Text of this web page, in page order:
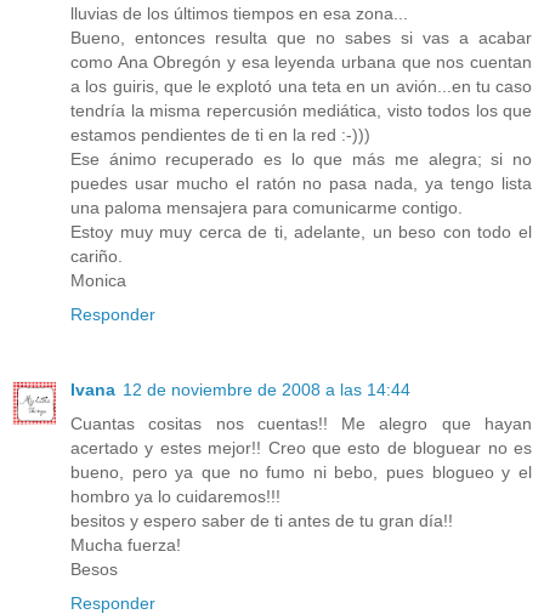
lluvias de los últimos tiempos en esa zona...
Bueno, entonces resulta que no sabes si vas a acabar
como Ana Obregón y esa leyenda urbana que nos cuentan
a los guiris, que le explotó una teta en un avión...en tu caso
tendría la misma repercusión mediática, visto todos los que
estamos pendientes de ti en la red :-)))
Ese ánimo recuperado es lo que más me alegra; si no
puedes usar mucho el ratón no pasa nada, ya tengo lista
una paloma mensajera para comunicarme contigo.
Estoy muy muy cerca de ti, adelante, un beso con todo el
cariño.
Monica
Responder
Ivana 12 de noviembre de 2008 a las 14:44
Cuantas cositas nos cuentas!! Me alegro que hayan
acertado y estes mejor!! Creo que esto de bloguear no es
bueno, pero ya que no fumo ni bebo, pues blogueo y el
hombro ya lo cuidaremos!!!
besitos y espero saber de ti antes de tu gran día!!
Mucha fuerza!
Besos
Responder